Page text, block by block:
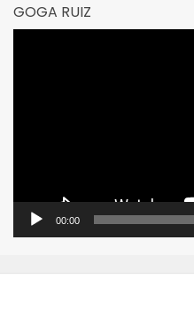
GOGA RUIZ
00:00